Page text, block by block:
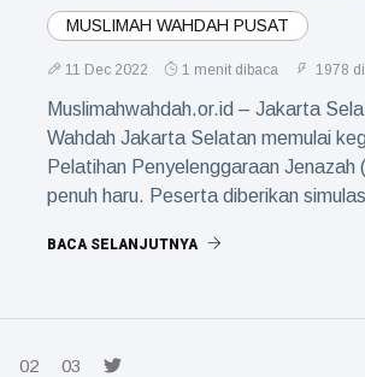
MUSLIMAH WAHDAH PUSAT
11 Dec 2022 1 menit dibaca 1978
Muslimahwahdah.or.id – Jakarta
Wahdah Jakarta Selatan memulai
Pelatihan Penyelenggaraan Jenazah
penuh haru. Peserta diberikan
BACA SELANJUTNYA
02 03